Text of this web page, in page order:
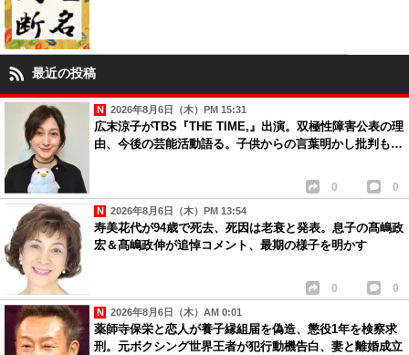
最近の投稿
2026年8月6日（木）PM 15:31
広末涼子がTBS『THE TIME,』出演。双極性障害公表の理
由、今後の芸能活動語る。子供からの言葉明かし批判も…
0 0
2026年8月6日（木）PM 13:54
寿美花代が94歳で死去、死因は老衰と発表。息子の髙嶋政
宏＆髙嶋政伸が追悼コメント、最期の様子を明かす
0 0
2026年8月6日（木）AM 0:01
薬師寺保栄と恋人が養子縁組届を偽造、懲役1年を検察求
刑。元ボクシング世界王者が犯行動機告白、妻と離婚成立